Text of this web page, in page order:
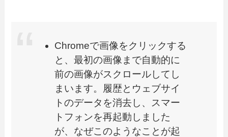
Chromeで画像をクリックする
と、最初の画像まで自動的に
前の画像がスクロールしてし
まいます。履歴とウェブサイ
トのデータを消去し、スマー
トフォンを再起動しました
が、なぜこのようなことが起